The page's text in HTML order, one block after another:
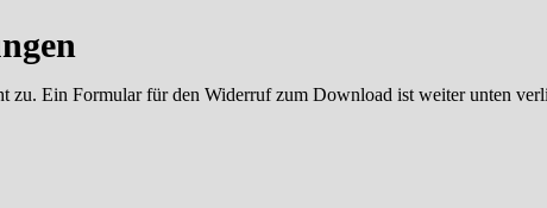
zu. Ein Formular für den Widerruf zum Download ist weiter unten